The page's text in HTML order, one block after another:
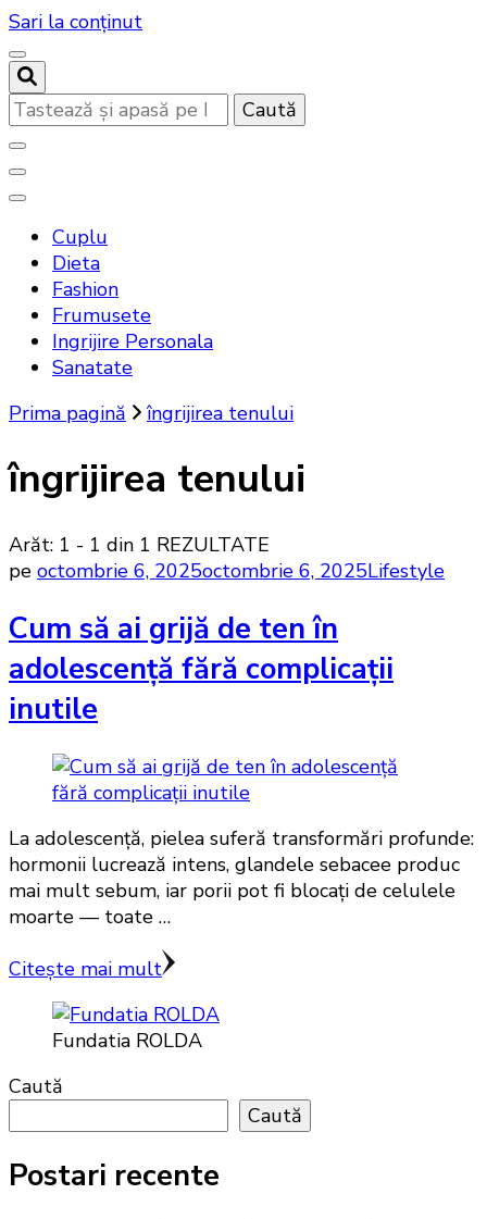
Sari la conținut
Cauți
ceva?
Bandoux
Cuplu
Dieta
Fashion
Frumusete
Ingrijire Personala
Sanatate
Prima pagină
îngrijirea tenului
îngrijirea tenului
Arăt: 1 - 1 din 1 REZULTATE
pe octombrie 6, 2025octombrie 6, 2025Lifestyle
Cum să ai grijă de ten în
adolescență fără complicații
inutile
La adolescență, pielea suferă transformări profunde:
hormonii lucrează intens, glandele sebacee produc
mai mult sebum, iar porii pot fi blocați de celulele
moarte — toate …
Citește mai mult
Fundatia ROLDA
Caută
Caută
Postari recente